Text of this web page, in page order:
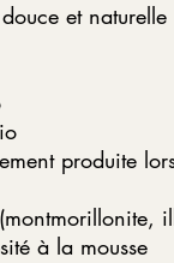
et naturelle
produite
à la mousse